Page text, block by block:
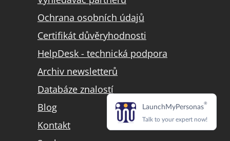
Ochrana osobních údajů
Certifikát důvěryhodnosti
HelpDesk - technická podpora
Archiv newsletterů
Databáze znalostí
Blog
Kontakt